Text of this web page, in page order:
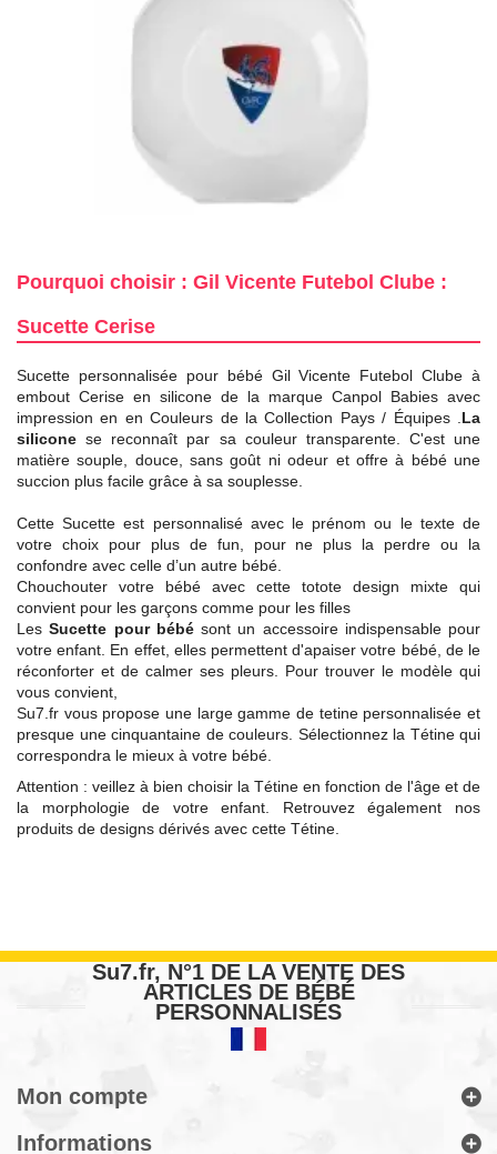
Pourquoi choisir : Gil Vicente Futebol Clube :
Sucette Cerise
Sucette personnalisée pour bébé Gil Vicente Futebol Clube à
embout Cerise en silicone de la marque Canpol Babies avec
impression en en Couleurs de la Collection Pays / Équipes .La
siliconese reconnaît par sa couleur transparente. C'est une
matière souple, douce, sans goût ni odeur et offre à bébé une
succion plus facile grâce à sa souplesse.
Cette Sucette est personnalisé avec le prénom ou le texte de
votre choix pour plus de fun, pour ne plus la perdre ou la
confondre avec celle d’un autre bébé.
Chouchouter votre bébé avec cette totote design mixte qui
convient pour les garçons comme pour les filles
LesSucette pour bébésont un accessoire indispensable pour
votre enfant. En effet, elles permettent d'apaiser votre bébé, de le
réconforter et de calmer ses pleurs. Pour trouver le modèle qui
vous convient,
Su7.fr vous propose une large gamme de tetine personnalisée et
presque une cinquantaine de couleurs. Sélectionnez la Tétine qui
correspondra le mieux à votre bébé.
Attention : veillez à bien choisir la Tétine en fonction de l'âge et de
la morphologie de votre enfant. Retrouvez également nos
produits de designs dérivés avec cette Tétine.
Su7.fr, N°1 DE LA VENTE DES
ARTICLES DE BÉBÉ
PERSONNALISÉS
Mon compte
Informations